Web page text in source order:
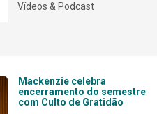
Vídeos & Podcast
Mackenzie celebra
encerramento do semestre
com Culto de Gratidão